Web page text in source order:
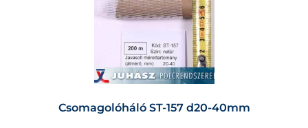
Csomagolóháló ST-157 d20-40mm